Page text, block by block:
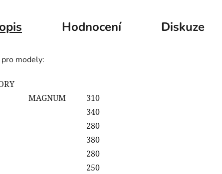
Hodnocení Diskuze
modely:
MAGNUM
310
340
280
380
280
250